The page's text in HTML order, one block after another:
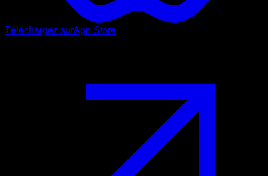
Téléchargez surApp Store